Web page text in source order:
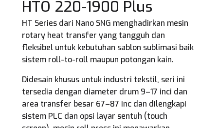
HTO 220-1900 Plus
HT Series dari Nano SNG menghadirkan mesin
rotary heat transfer yang tangguh dan
fleksibel untuk kebutuhan sablon sublimasi baik
sistem roll-to-roll maupun potongan kain.
Didesain khusus untuk industri tekstil, seri ini
tersedia dengan diameter drum 9–17 inci dan
area transfer besar 67–87 inc dan dilengkapi
sistem PLC dan opsi layar sentuh (touch